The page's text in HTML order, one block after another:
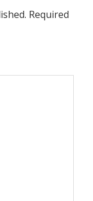
Required